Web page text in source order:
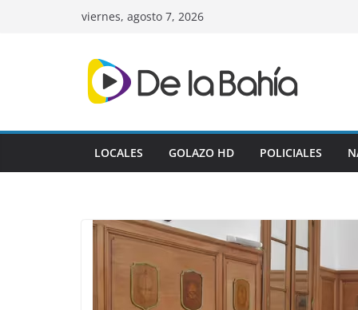
viernes, agosto 7, 2026
LOCALES GOLAZO HD POLICIALES